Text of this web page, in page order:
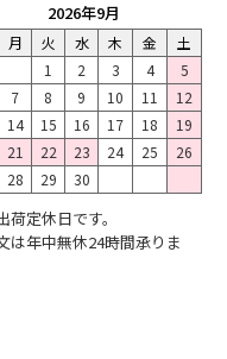
2026年9月
月 火 水 木 金
土
1
2 3 4
5
7 8 9 10 11
12
14 15 16 17 18
19
21 22 23 24 25
26
28 29 30
荷定休日です。
は年中無休24時間承りま